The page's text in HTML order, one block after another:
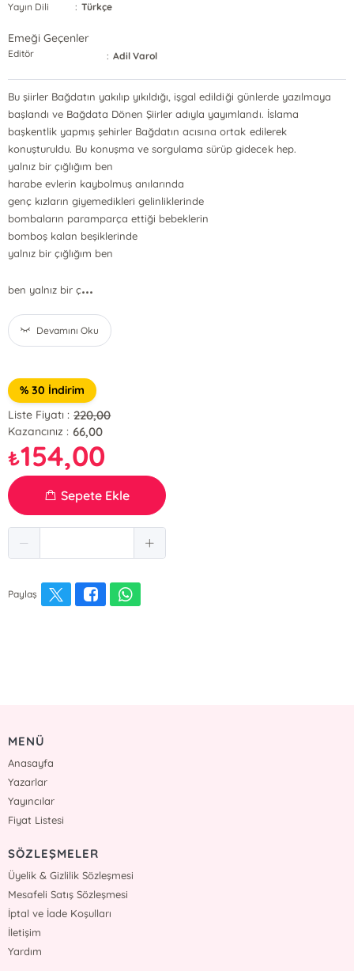
Yayın Dili
: Türkçe
Emeği Geçenler
Editör : Adil Varol
Bu şiirler Bağdatın yakılıp yıkıldığı, işgal edildiği günlerde yazılmaya
başlandı ve Bağdata Dönen Şiirler adıyla yayımlandı. İslama
başkentlik yapmış şehirler Bağdatın acısına ortak edilerek
konuşturuldu. Bu konuşma ve sorgulama sürüp gidecek hep.
yalnız bir çığlığım ben
harabe evlerin kaybolmuş anılarında
genç kızların giyemedikleri gelinliklerinde
bombaların paramparça ettiği bebeklerin
bomboş kalan beşiklerinde
yalnız bir çığlığım ben
ben yalnız bir ç...
Devamını Oku
% 30 İndirim
Liste Fiyatı : 220,00
Kazancınız : 66,00
₺154,00
Sepete Ekle
Paylaş
MENÜ
Anasayfa
Yazarlar
Yayıncılar
Fiyat Listesi
SÖZLEŞMELER
Üyelik & Gizlilik Sözleşmesi
Mesafeli Satış Sözleşmesi
İptal ve İade Koşulları
İletişim
Yardım